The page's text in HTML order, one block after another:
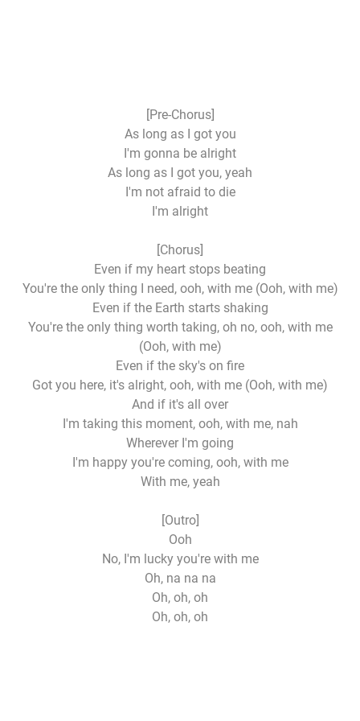
[Pre-Chorus]
As long as I got you
I'm gonna be alright
As long as I got you, yeah
I'm not afraid to die
I'm alright
[Chorus]
Even if my heart stops beating
You're the only thing I need, ooh, with me (Ooh, with me)
Even if the Earth starts shaking
You're the only thing worth taking, oh no, ooh, with me
(Ooh, with me)
Even if the sky's on fire
Got you here, it's alright, ooh, with me (Ooh, with me)
And if it's all over
I'm taking this moment, ooh, with me, nah
Wherever I'm going
I'm happy you're coming, ooh, with me
With me, yeah
[Outro]
Ooh
No, I'm lucky you're with me
Oh, na na na
Oh, oh, oh
Oh, oh, oh